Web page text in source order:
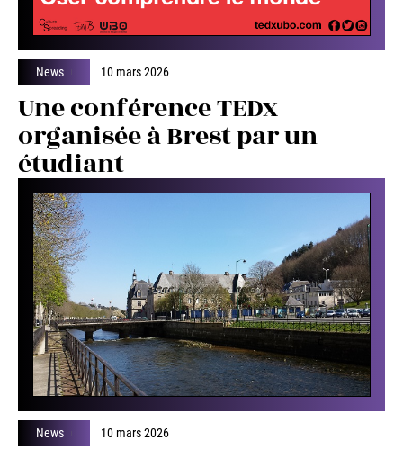
News 10 mars 2026
Une conférence TEDx
organisée à Brest par un
étudiant
News 10 mars 2026